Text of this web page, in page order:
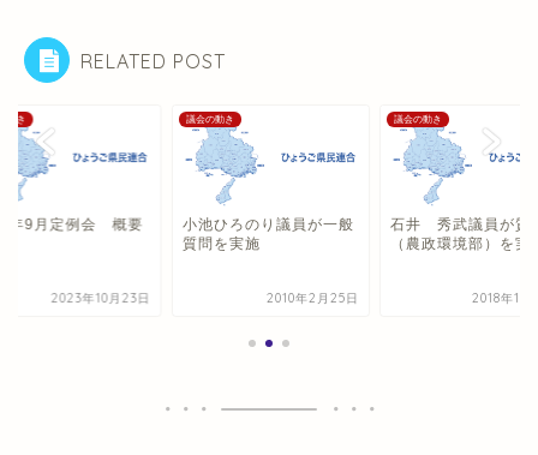
RELATED POST
動き
年9月定例会 概要
2023年10月23日
議会の動き
小池ひろのり議員が一般
質問を実施
2010年2月25日
議会の動き
石井 秀武議員が質
（農政環境部）を実
2018年10